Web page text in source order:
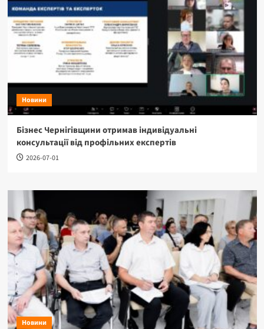
Новини
Бізнес Чернігівщини отримав індивідуальні
консультації від профільних експертів
2026-07-01
Новини